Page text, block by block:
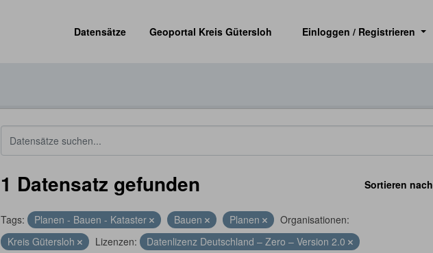
Datensätze
Geoportal Kreis Gütersloh Einloggen / Registrieren
Sortieren nach
1 Datensatz gefunden
Tags: Planen - Bauen - Kataster Bauen Planen
Organisationen:
Kreis Gütersloh
Lizenzen: Datenlizenz Deutschland – Zero – Version 2.0